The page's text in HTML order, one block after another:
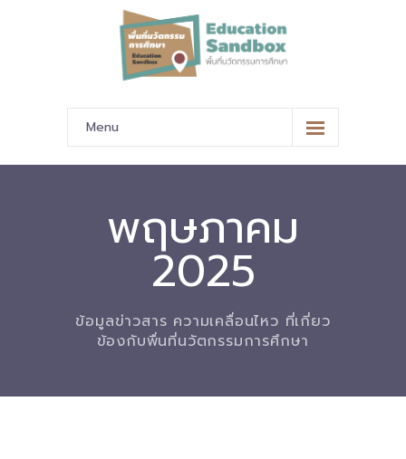
Menu
หน้าหลัก
-- มาตรฐานข้อมูลและมาตรฐานการแลกเปลี่ยนข้อมูล
-- สถานศึกษานำร่อง
-- EdusandboxGM
-- ปฏิทินการขับเคลื่อนพื้นที่นวัตกรรมการศึกษา
พฤษภาคม
2025
ข้อมูลข่าวสาร ความเคลื่อนไหว ที่เกี่ยว
ข้องกับพื่นที่นวัตกรรมการศึกษา